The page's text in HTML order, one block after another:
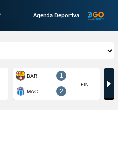
Agenda Deportiva